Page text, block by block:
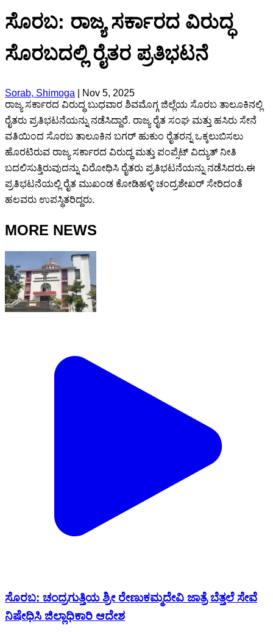
ಸೊರಬ: ರಾಜ್ಯ ಸರ್ಕಾರದ ವಿರುದ್ಧ
ಸೊರಬದಲ್ಲಿ ರೈತರ ಪ್ರತಿಭಟನೆ
Sorab, Shimoga
Nov 5, 2025
ರಾಜ್ಯ ಸರ್ಕಾರದ ವಿರುದ್ಧ ಬುಧವಾರ ಶಿವಮೊಗ್ಗ ಜಿಲ್ಲೆಯ ಸೊರಬ ತಾಲೂಕಿನಲ್ಲಿ
ರೈತರು ಪ್ರತಿಭಟನೆಯನ್ನು ನಡೆಸಿದ್ದಾರೆ. ರಾಜ್ಯ ರೈತ ಸಂಘ ಮತ್ತು ಹಸಿರು ಸೇನೆ
ವತಿಯಿಂದ ಸೊರಬ ತಾಲೂಕಿನ ಬಗರ್ ಹುಕುಂ ರೈತರನ್ನ ಒಕ್ಕಲುಬಿಸಲು
ಹೊರಟಿರುವ ರಾಜ್ಯ ಸರ್ಕಾರದ ವಿರುದ್ಧ ಮತ್ತು ಪಂಪ್ಸೆಟ್ ವಿದ್ಯುತ್ ನೀತಿ
ಬದಲಿಸುತ್ತಿರುವುದನ್ನು ವಿರೋಧಿಸಿ ರೈತರು ಪ್ರತಿಭಟನೆಯನ್ನು ನಡೆಸಿದರು.ಈ
ಪ್ರತಿಭಟನೆಯಲ್ಲಿ ರೈತ ಮುಖಂಡ ಕೋಡಿಹಳ್ಳಿ ಚಂದ್ರಶೇಖರ್ ಸೇರಿದಂತೆ
ಹಲವರು ಉಪಸ್ಥಿತರಿದ್ದರು.
MORE NEWS
ಸೊರಬ: ಚಂದ್ರಗುತ್ತಿಯ ಶ್ರೀ ರೇಣುಕಮ್ಮದೇವಿ ಜಾತ್ರೆ ಬೆತ್ತಲೆ ಸೇವೆ
ನಿಷೇಧಿಸಿ ಜಿಲ್ಲಾಧಿಕಾರಿ ಆದೇಶ